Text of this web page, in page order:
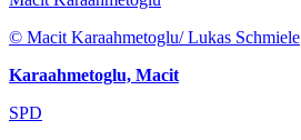
© Macit Karaahmetoglu/ Lukas Schmiele
Karaahmetoglu, Macit
SPD